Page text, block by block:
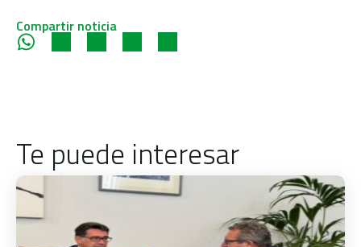
Compartir noticia
Te puede interesar